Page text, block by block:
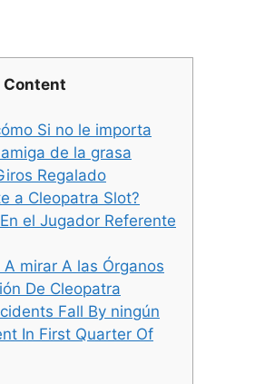
Content
Si no le importa
de la grasa
Regalado
a Cleopatra Slot?
el Jugador Referente
mirar A las Órganos
De Cleopatra
Fall By ningún
In First Quarter Of